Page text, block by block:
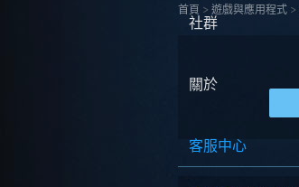
社群
關於
客服中心
首頁 > 遊戲與應用程式 >